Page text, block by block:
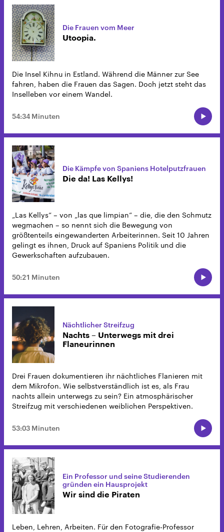
Die Frauen vom Meer
Utoopia.
Die Insel Kihnu in Estland. Während die Männer zur See
fahren, haben die Frauen das Sagen. Doch jetzt steht das
Inselleben vor einem Wandel.
54:34 Minuten
Die Kämpfe von Spaniens Hotelputzfrauen
Die da! Las Kellys!
„Las Kellys“ – von „las que limpian“ – die, die den Schmutz
wegmachen – so nennt sich die Bewegung von
größtenteils eingewanderten Arbeiterinnen. Seit 10 Jahren
gelingt es ihnen, Druck auf Spaniens Politik und die
Gewerkschaften aufzubauen.
50:21 Minuten
Nächtlicher Streifzug
Nachts – Unterwegs mit drei
Flaneurinnen
Drei Frauen dokumentieren ihr nächtliches Flanieren mit
dem Mikrofon. Wie selbstverständlich ist es, als Frau
nachts allein unterwegs zu sein? Ein atmosphärischer
Streifzug mit verschiedenen weiblichen Perspektiven.
53:03 Minuten
Ein Professor und seine Studierenden
gründen ein Hausprojekt
Wir sind die Piraten
Leben, Lehren, Arbeiten. Für den Fotografie-Professor